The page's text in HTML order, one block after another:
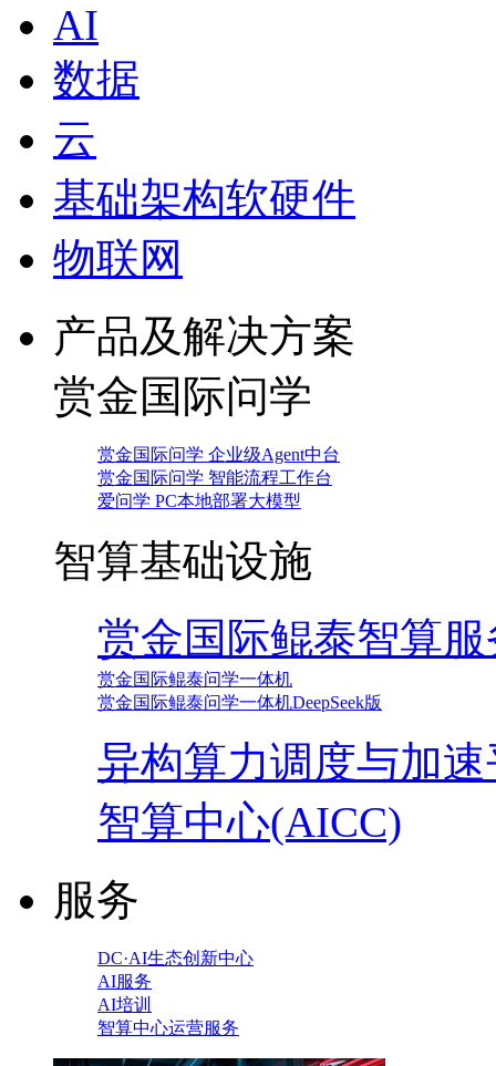
AI
数据
云
基础架构软硬件
物联网
产品及解决方案
赏金国际问学
赏金国际问学 企业级Agent中台
赏金国际问学 智能流程工作台
爱问学 PC本地部署大模型
智算基础设施
赏金国际鲲泰智算
赏金国际鲲泰问学一体机
赏金国际鲲泰问学一体机DeepSeek版
异构算力调度与加
智算中心(AICC)
服务
DC·AI生态创新中心
AI服务
AI培训
智算中心运营服务